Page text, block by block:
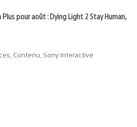
pour août : Dying Light 2 Stay Human,
Contenu, Sony Interactive